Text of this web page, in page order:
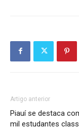
Artigo anterior
Piauí se destaca
mil estudantes